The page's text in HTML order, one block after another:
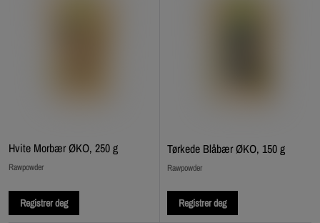
Hvite Morbær ØKO, 250 g
Rawpowder
Registrer deg
Tørkede Blåbær ØKO, 150 g
Rawpowder
Registrer deg